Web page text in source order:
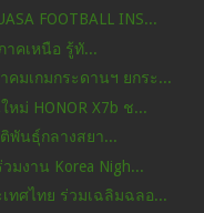
FOOTBALL INS...
าคเหนือ รู้ทั...
คมเกมกระดานฯ ยกระ...
หม่ HONOR X7b ช...
พันธุ์กลางสยา...
มงาน Korea Nigh...
ทศไทย ร่วมเฉลิมฉลอ...